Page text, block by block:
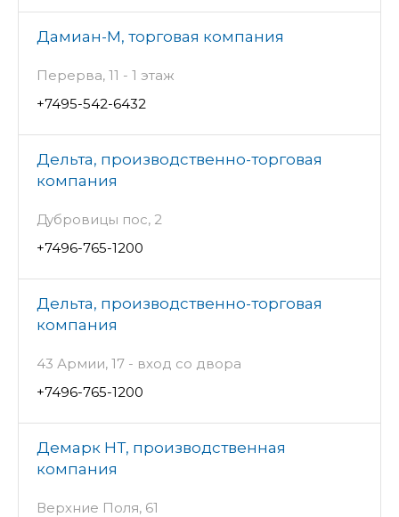
Дамиан-М, торговая компания
Перерва, 11 - 1 этаж
+7495-542-6432
Дельта, производственно-торговая
компания
Дубровицы пос, 2
+7496-765-1200
Дельта, производственно-торговая
компания
43 Армии, 17 - вход со двора
+7496-765-1200
Демарк НТ, производственная
компания
Верхние Поля, 61